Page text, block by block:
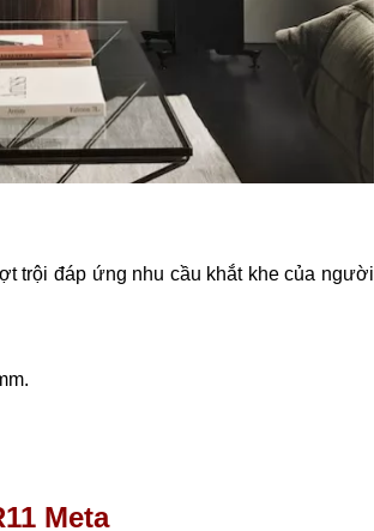
trội đáp ứng nhu cầu khắt khe của người
Meta